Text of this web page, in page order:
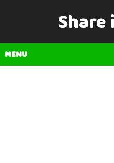
Share
MENU